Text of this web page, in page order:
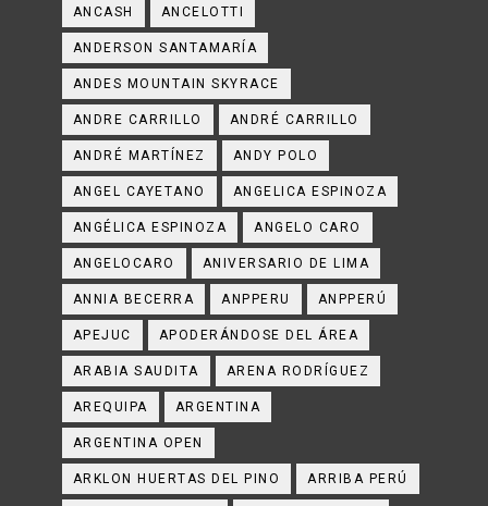
ANCASH ANCELOTTI
ANDERSON SANTAMARÍA
ANDES MOUNTAIN SKYRACE
ANDRE CARRILLO ANDRÉ CARRILLO
ANDRÉ MARTÍNEZ ANDY POLO
ANGEL CAYETANO ANGELICA ESPINOZA
ANGÉLICA ESPINOZA ANGELO CARO
ANGELOCARO ANIVERSARIO DE LIMA
ANNIA BECERRA ANPPERU ANPPERÚ
APEJUC APODERÁNDOSE DEL ÁREA
ARABIA SAUDITA ARENA RODRÍGUEZ
AREQUIPA ARGENTINA
ARGENTINA OPEN
ARKLON HUERTAS DEL PINO ARRIBA PERÚ